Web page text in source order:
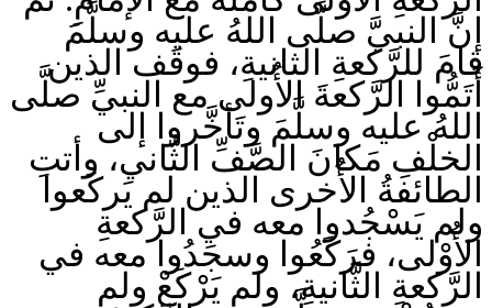
إنَّ النبيَّ صلَّى اللهُ عليه وسلَّمَ
قامَ للرَّكعةِ الثانيةِ، فوقَف الذين
أَتَمُّوا الرَّكعةَ الأُولى مع النبيِّ صلَّى
اللهُ عليه وسلَّمَ وتَأخَّروا إلى
الخلْفِ مَكانَ الصَّفِّ الثَّاني، وأتتِ
الطائفةُ الأُخرى الذين لم يَركَعوا
ولم يَسْجُدوا معه في الرَّكعةِ
الأُوْلى، فرَكَعُوا وسجَدُوا معه في
الرَّكعةِ الثَّانيةِ، ولم يَرْكَعْ ولم